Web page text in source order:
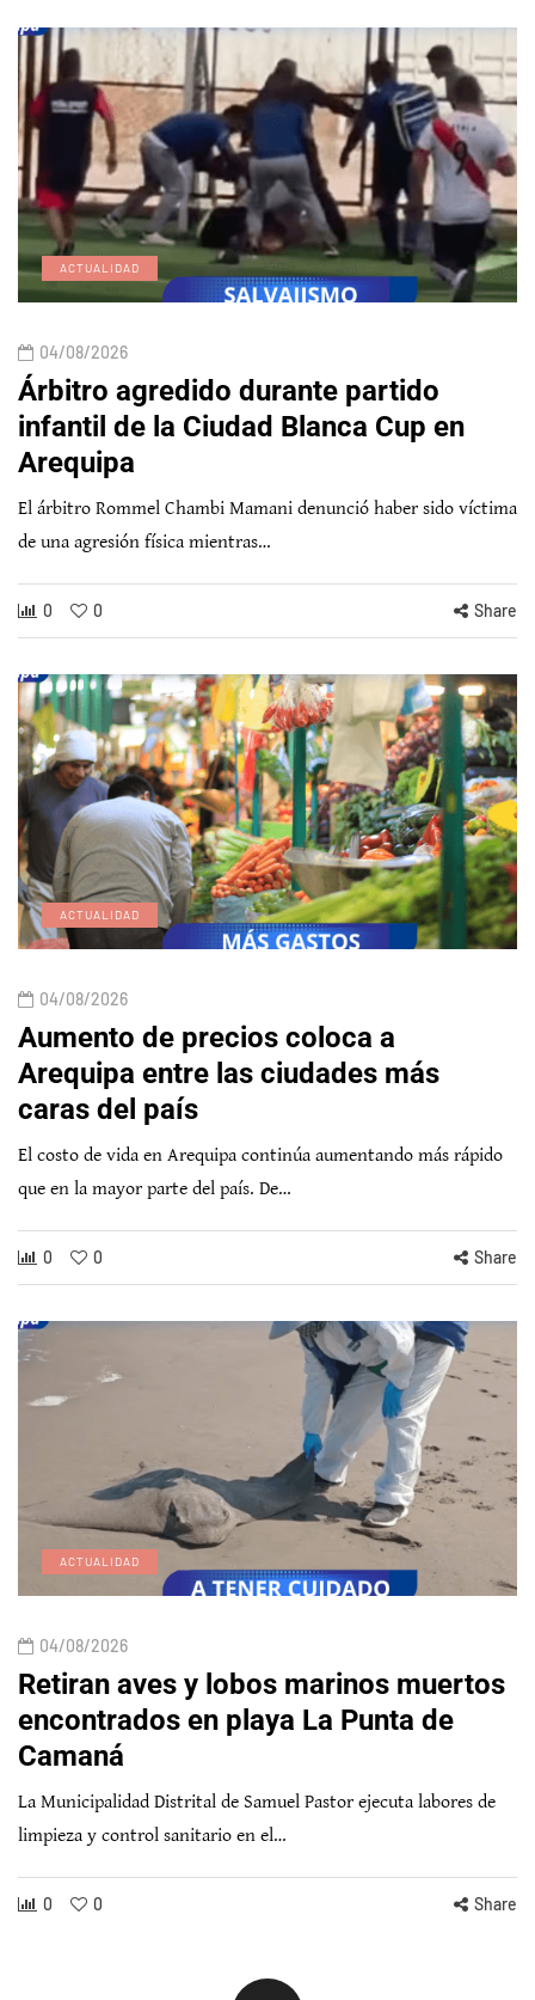
ACTUALIDAD
04/08/2026
Árbitro agredido durante partido
infantil de la Ciudad Blanca Cup en
Arequipa
El árbitro Rommel Chambi Mamani denunció haber sido víctima
de una agresión física mientras…
0 0 Share
ACTUALIDAD
04/08/2026
Aumento de precios coloca a
Arequipa entre las ciudades más
caras del país
El costo de vida en Arequipa continúa aumentando más rápido
que en la mayor parte del país. De…
0 0 Share
ACTUALIDAD
04/08/2026
Retiran aves y lobos marinos muertos
encontrados en playa La Punta de
Camaná
La Municipalidad Distrital de Samuel Pastor ejecuta labores de
limpieza y control sanitario en el…
0 0 Share